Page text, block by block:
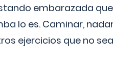
embarazada
lo es. Caminar,
ejercicios que no